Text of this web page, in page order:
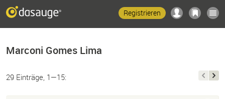
Registrieren
Marconi Gomes Lima
29 Einträge, 1—15: